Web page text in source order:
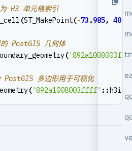
-- 将 PostGIS 点转换为 H3 单元格索引
(ST_MakePoint(-73 .985, 40.
-- 获取 H3 单元格边界的 PostGIS 几何体
(
-- 将 H3 单元格转换为 PostGIS 多边形用于可视化
('892a1008003ffff' ::